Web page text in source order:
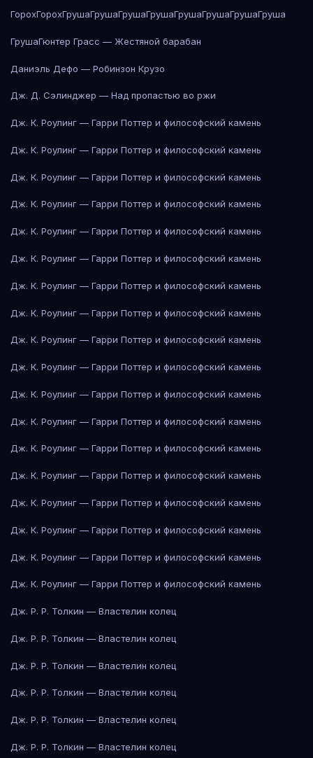
ГорохГорохГрушаГрушаГрушаГрушаГрушаГрушаГрушаГруша
ГрушаГюнтер Грасс — Жестяной барабан
Даниэль Дефо — Робинзон Крузо
Дж. Д. Сэлинджер — Над пропастью во ржи
Дж. К. Роулинг — Гарри Поттер и философский камень
Дж. К. Роулинг — Гарри Поттер и философский камень
Дж. К. Роулинг — Гарри Поттер и философский камень
Дж. К. Роулинг — Гарри Поттер и философский камень
Дж. К. Роулинг — Гарри Поттер и философский камень
Дж. К. Роулинг — Гарри Поттер и философский камень
Дж. К. Роулинг — Гарри Поттер и философский камень
Дж. К. Роулинг — Гарри Поттер и философский камень
Дж. К. Роулинг — Гарри Поттер и философский камень
Дж. К. Роулинг — Гарри Поттер и философский камень
Дж. К. Роулинг — Гарри Поттер и философский камень
Дж. К. Роулинг — Гарри Поттер и философский камень
Дж. К. Роулинг — Гарри Поттер и философский камень
Дж. К. Роулинг — Гарри Поттер и философский камень
Дж. К. Роулинг — Гарри Поттер и философский камень
Дж. К. Роулинг — Гарри Поттер и философский камень
Дж. К. Роулинг — Гарри Поттер и философский камень
Дж. К. Роулинг — Гарри Поттер и философский камень
Дж. Р. Р. Толкин — Властелин колец
Дж. Р. Р. Толкин — Властелин колец
Дж. Р. Р. Толкин — Властелин колец
Дж. Р. Р. Толкин — Властелин колец
Дж. Р. Р. Толкин — Властелин колец
Дж. Р. Р. Толкин — Властелин колец